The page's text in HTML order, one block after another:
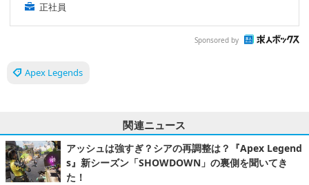
正社員
Sponsored by
Apex Legends
関連ニュース
アッシュは強すぎ？シアの再調整は？『Apex Legend
s』新シーズン「SHOWDOWN」の裏側を聞いてき
た！